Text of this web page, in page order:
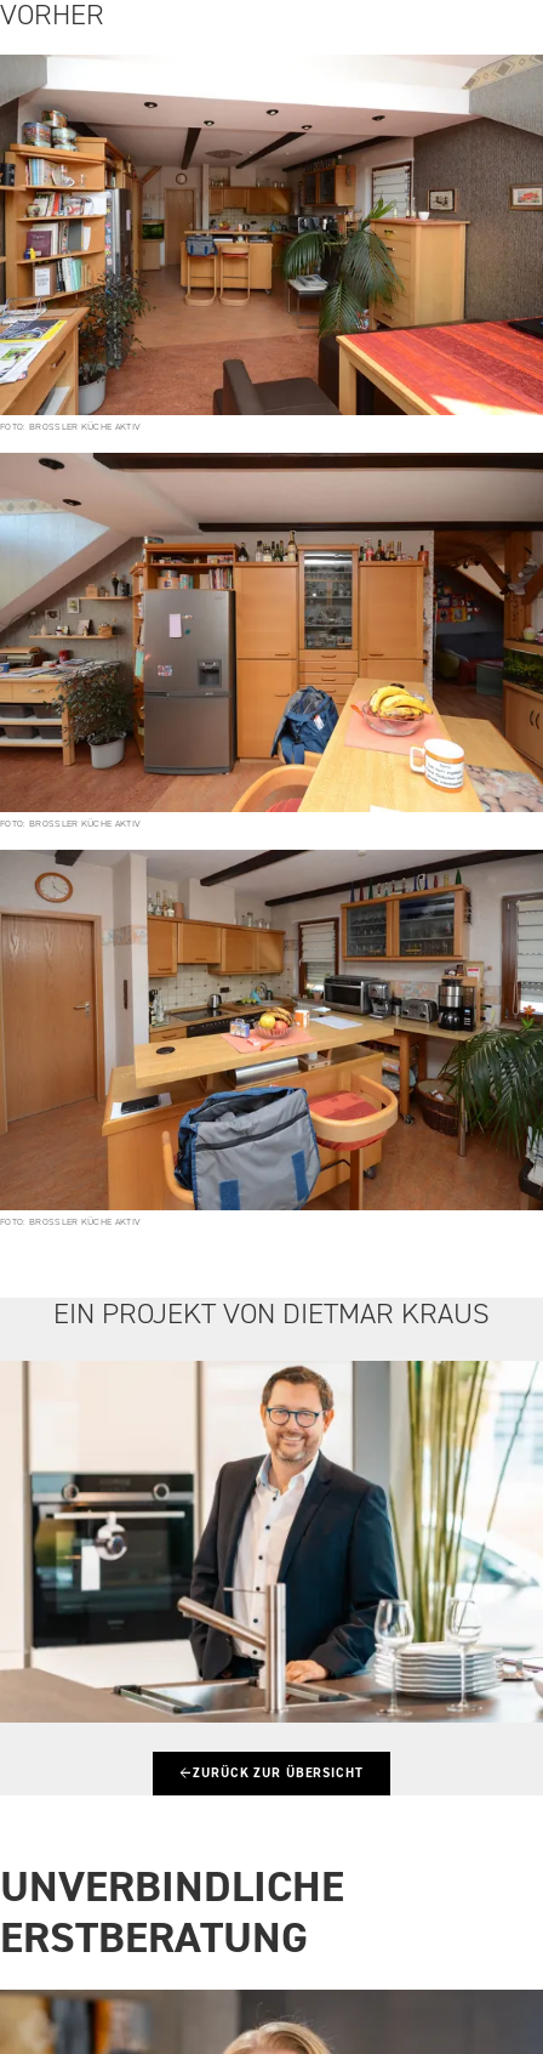
VORHER
FOTO: BROSSLER KÜCHE AKTIV
FOTO: BROSSLER KÜCHE AKTIV
FOTO: BROSSLER KÜCHE AKTIV
EIN PROJEKT VON DIETMAR KRAUS
←ZURÜCK ZUR ÜBERSICHT
UNVERBINDLICHE
ERSTBERATUNG